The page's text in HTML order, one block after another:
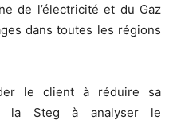
de l’électricité et du Gaz
dans toutes les régions
le client à réduire sa
la Steg à analyser le